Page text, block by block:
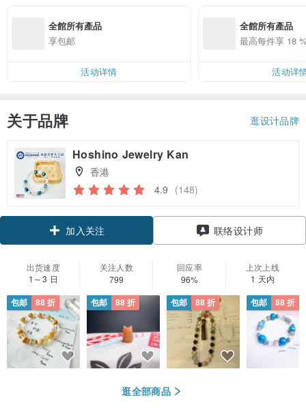
全館所有產品
享包邮
活动详情
全館所有產品
最高每件享 18
活动详
关于品牌 逛设计品牌
Hoshino Jewelry Kan
香港
4.9 (148)
加入关注 联络设计师
出货速度
1～3 日
关注人数
799
回应率
96%
上次上线
1 天内
包邮 88 折 包邮 88 折 包邮 88 折 包邮 88 折
逛全部商品